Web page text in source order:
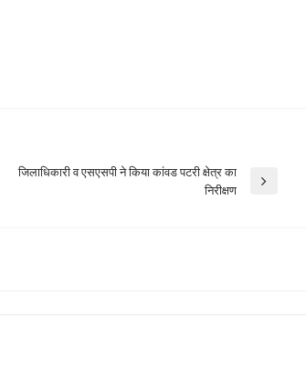
जिलाधिकारी व एसएसपी ने किया कांवड पटरी क्षेत्र का
निरीक्षण